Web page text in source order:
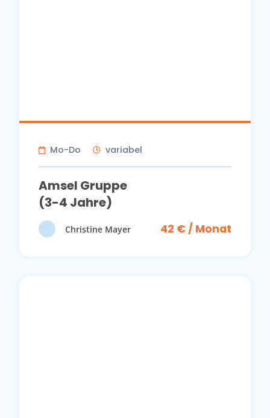
Mo-Do variabel
Amsel Gruppe
(3-4 Jahre)
Christine Mayer 42 € / Monat